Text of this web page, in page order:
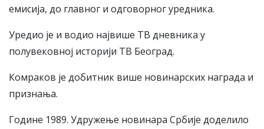
емисија, до главног и одговорног уредника.
Уредио је и водио највише ТВ дневника у
полувековној историји ТВ Београд.
Комраков је добитник више новинарских награда и
признања.
Године 1989. Удружење новинара Србије доделило